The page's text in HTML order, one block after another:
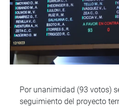
Por unanimidad (93 votos)
seguimiento del proyecto